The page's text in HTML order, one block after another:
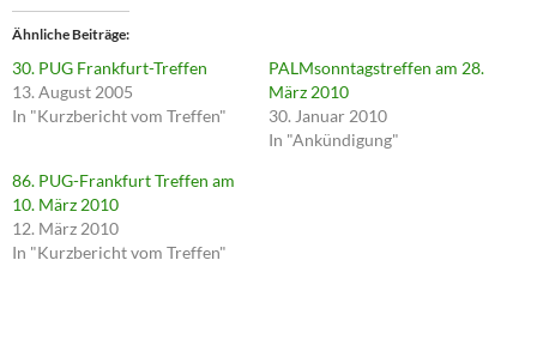
Ähnliche Beiträge
30. PUG Frankfurt-Treffen
13. August 2005
In "Kurzbericht vom Treffen"
PALMsonntagstreffen am 28.
März 2010
30. Januar 2010
In "Ankündigung"
86. PUG-Frankfurt Treffen am
10. März 2010
12. März 2010
In "Kurzbericht vom Treffen"